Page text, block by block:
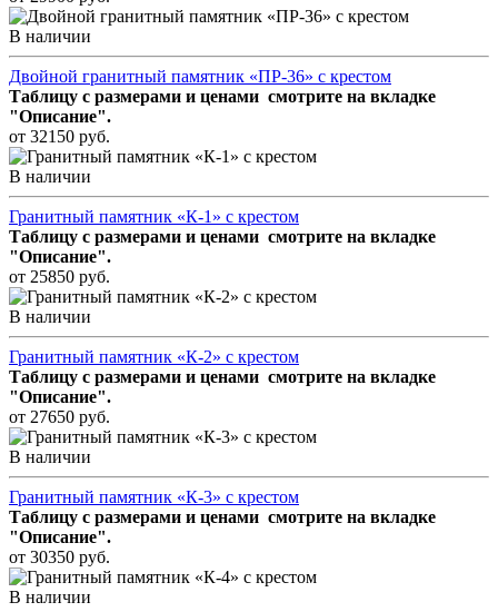
В наличии
Двойной гранитный памятник «ПР-36» с крестом
Таблицу с размерами и ценами смотрите на вкладке
"Описание".
от 32150 руб.
В наличии
Гранитный памятник «К-1» с крестом
Таблицу с размерами и ценами смотрите на вкладке
"Описание".
от 25850 руб.
В наличии
Гранитный памятник «К-2» с крестом
Таблицу с размерами и ценами смотрите на вкладке
"Описание".
от 27650 руб.
В наличии
Гранитный памятник «К-3» с крестом
Таблицу с размерами и ценами смотрите на вкладке
"Описание".
от 30350 руб.
В наличии